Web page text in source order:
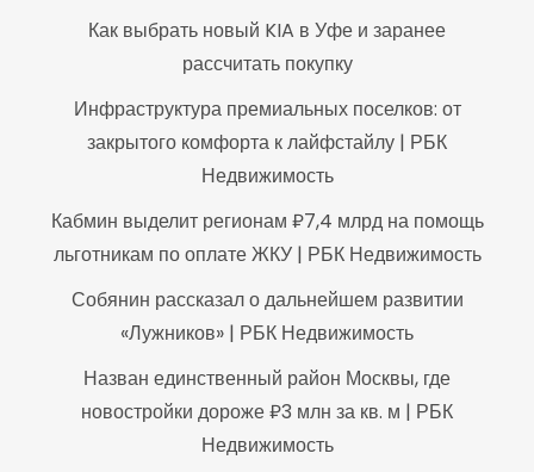
Как выбрать новый KIA в Уфе и заранее
рассчитать покупку
Инфраструктура премиальных поселков: от
закрытого комфорта к лайфстайлу | РБК
Недвижимость
Кабмин выделит регионам ₽7,4 млрд на помощь
льготникам по оплате ЖКУ | РБК Недвижимость
Собянин рассказал о дальнейшем развитии
«Лужников» | РБК Недвижимость
Назван единственный район Москвы, где
новостройки дороже ₽3 млн за кв. м | РБК
Недвижимость